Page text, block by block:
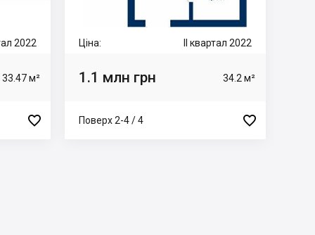
2022
33.47 м²

Ціна: II квартал 2022
1.1 млн грн 34.2 м²
Поверх 2-4 / 4 